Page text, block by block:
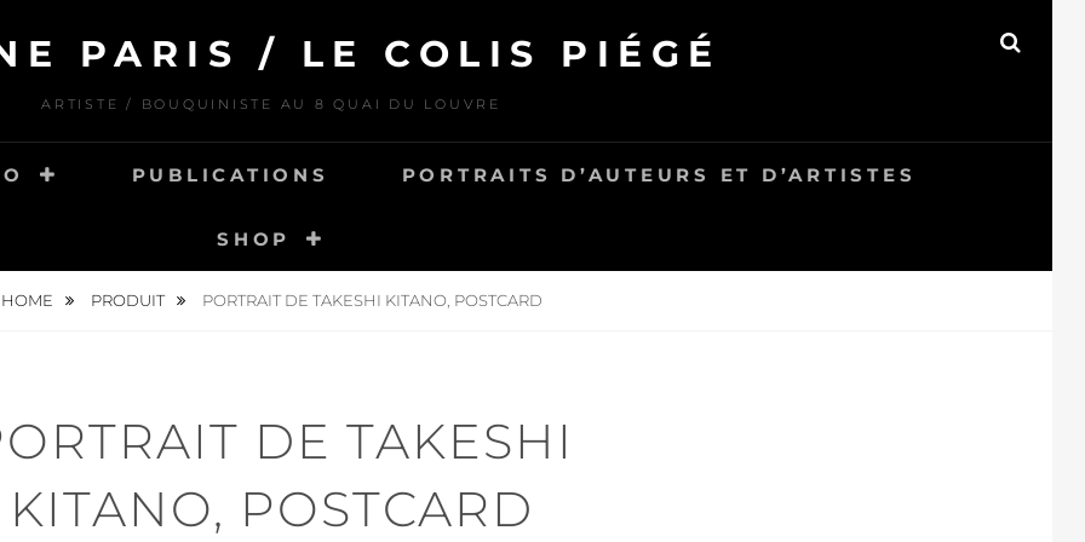
PARIS / LE COLIS PIÉGÉ
ARTISTE / BOUQUINISTE AU 8 QUAI DU LOUVRE
PUBLICATIONS PORTRAITS D’AUTEURS ET D’ARTISTES
SHOP
HOME PRODUIT PORTRAIT DE TAKESHI KITANO, POSTCARD
DE TAKESHI
KITANO, POSTCARD